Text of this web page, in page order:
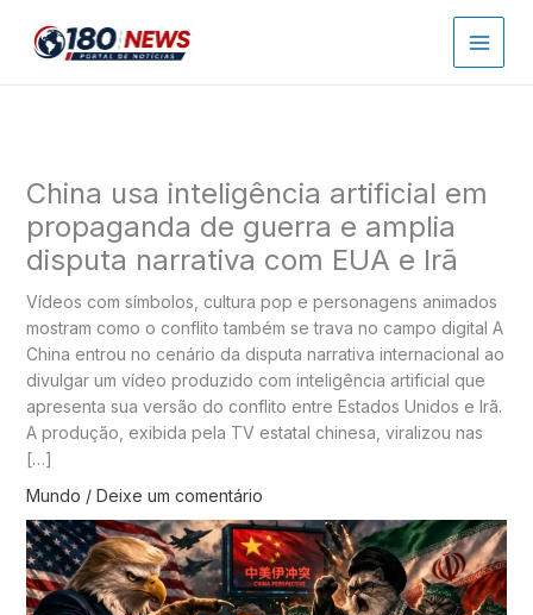
para
China usa inteligência artificial em
propaganda de guerra e amplia
disputa narrativa com EUA e Irã
Vídeos com símbolos, cultura pop e personagens animados
mostram como o conflito também se trava no campo digital A
China entrou no cenário da disputa narrativa internacional ao
divulgar um vídeo produzido com inteligência artificial que
apresenta sua versão do conflito entre Estados Unidos e Irã.
A produção, exibida pela TV estatal chinesa, viralizou nas
[…]
Mundo / Deixe um comentário